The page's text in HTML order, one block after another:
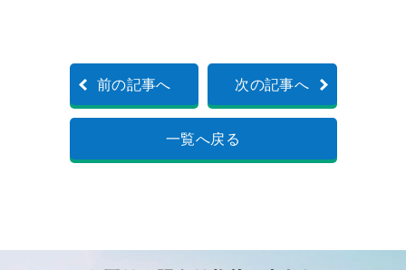
前の記事へ 次の記事へ
一覧へ戻る